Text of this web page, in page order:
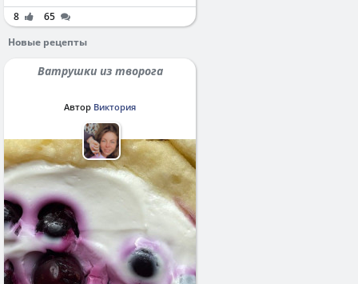
8
65
Новые рецепты
Ватрушки из творога
Автор Виктория